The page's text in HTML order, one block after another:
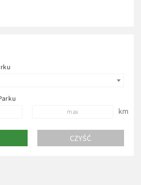
W bezpośrednim sąsiedztwie
Skarbka oraz Bałtowski Kompleks
km